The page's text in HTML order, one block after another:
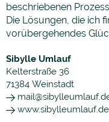
beschriebenen
Die Lösungen, die ich
vorübergehendes
Sibylle Umlauf
Kelterstraße 36
71384 Weinstadt
www.sibylleumlauf.de